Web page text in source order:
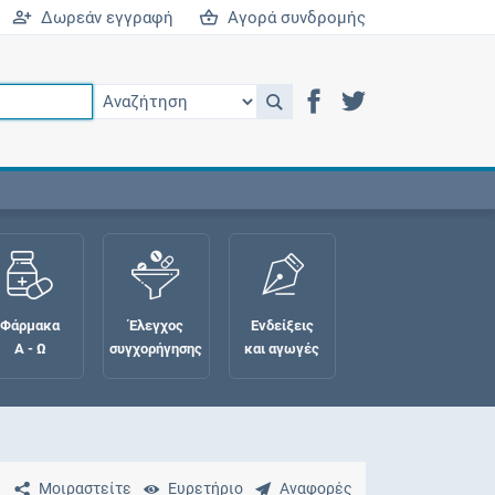
Δωρεάν εγγραφή Αγορά συνδρομής
Φάρμακα
Α - Ω
Έλεγχος
συγχορήγησης
Ενδείξεις
και αγωγές
Μοιραστείτε Ευρετήριο Αναφορές